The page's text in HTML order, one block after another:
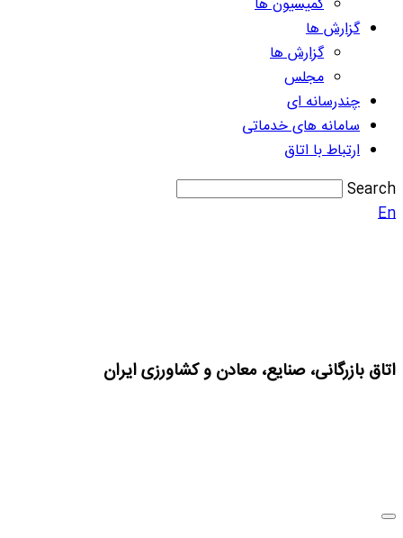
کمیسیون ها
گزارش ها
گزارش ها
مجلس
چندرسانه ای
سامانه های خدماتی
ارتباط با اتاق
Search
En
اتاق بازرگانی، صنایع، معادن و کشاورزی ایران